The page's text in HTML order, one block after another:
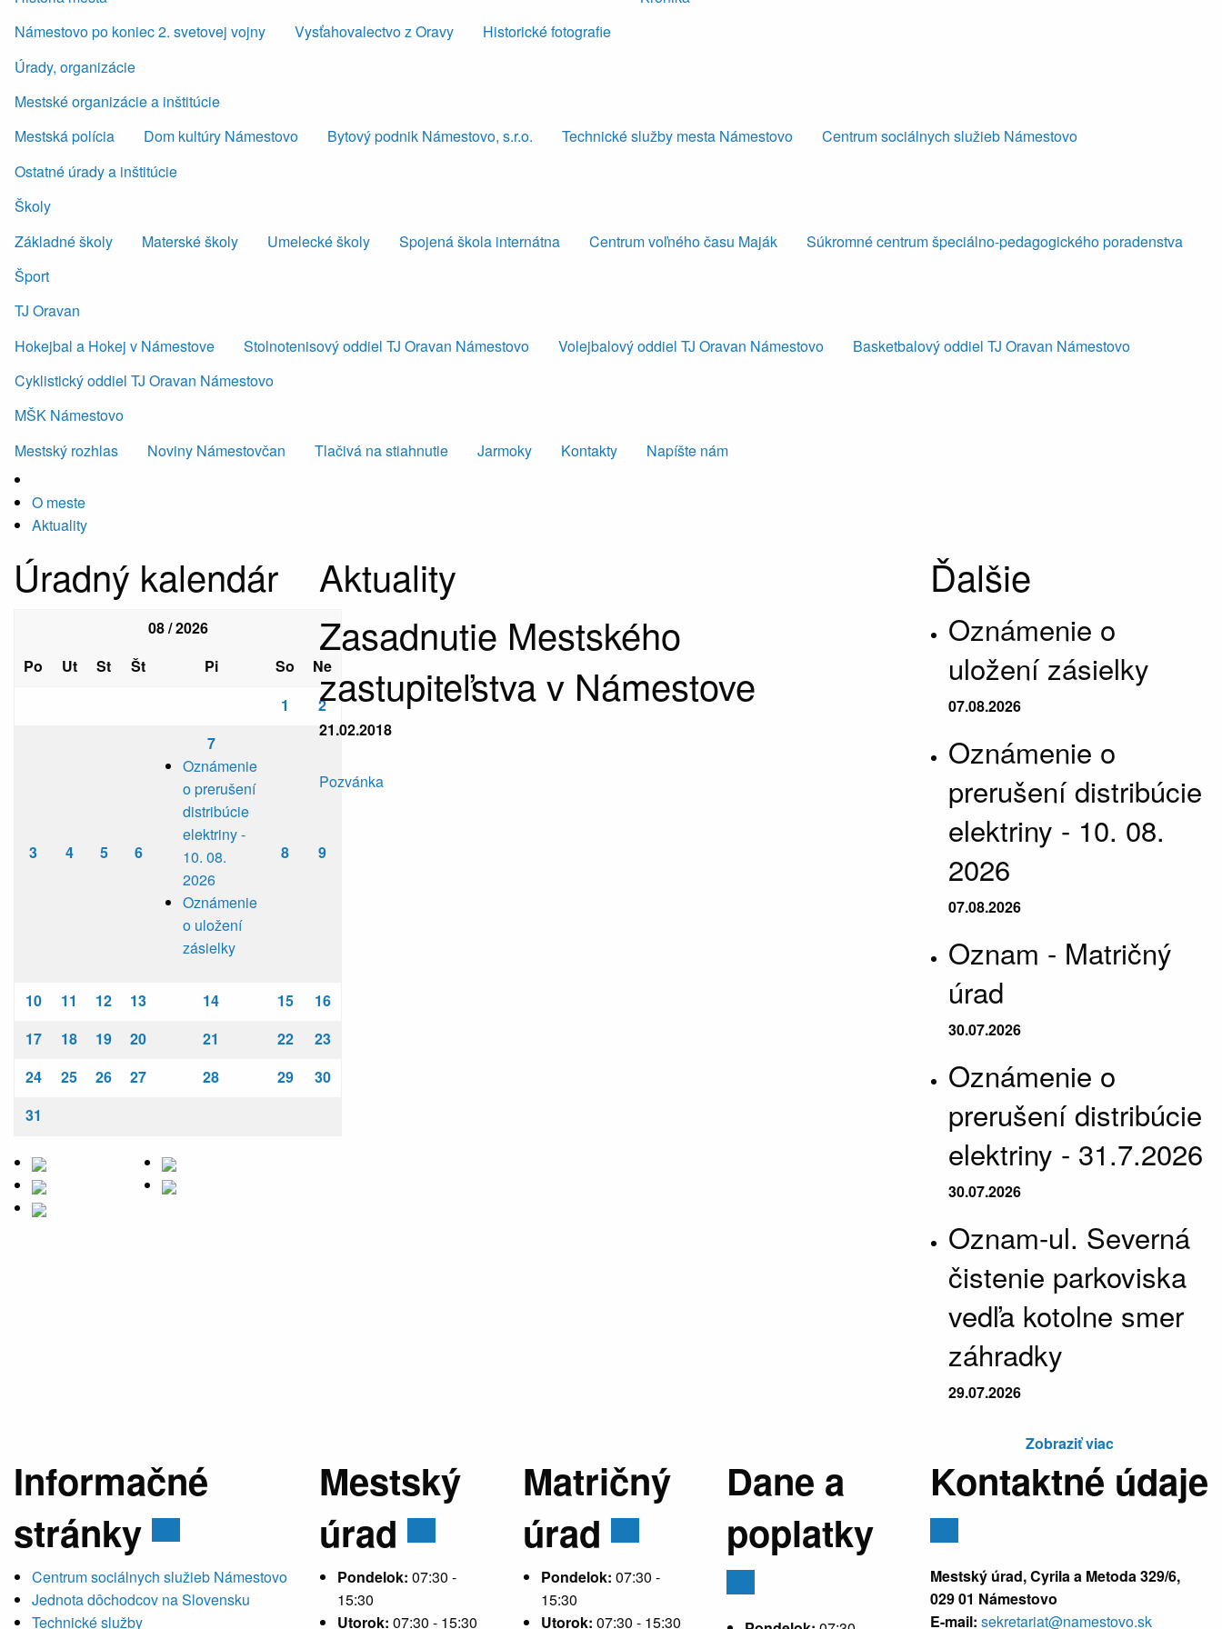
Námestovo po koniec 2. svetovej vojny
Vysťahovalectvo z Oravy Historické fotografie
Úrady, organizácie
Mestské organizácie a inštitúcie
Mestská polícia
Dom kultúry Námestovo Bytový podnik Námestovo, s.r.o. Technické služby mesta Námestovo
Centrum sociálnych služieb Námestovo
Ostatné úrady a inštitúcie
Školy
Základné školy
Materské školy Umelecké školy Spojená škola internátna Centrum voľného času Maják
Súkromné centrum špeciálno-pedagogického poradenstva
Šport
TJ Oravan
Hokejbal a Hokej v Námestove
Stolnotenisový oddiel TJ Oravan Námestovo Volejbalový oddiel TJ Oravan Námestovo
Basketbalový oddiel TJ Oravan Námestovo
Cyklistický oddiel TJ Oravan Námestovo
MŠK Námestovo
Mestský rozhlas
Noviny Námestovčan Tlačivá na stiahnutie Jarmoky Kontakty Napíšte nám
O meste
Aktuality
Úradný kalendár
08 / 2026
Po
Ut St Št Pi So
Ne
1
2
3 4 5 6
7
Oznámenie
o prerušení
distribúcie
elektriny -
10. 08.
2026
Oznámenie
o uložení
zásielky
8 9
10 11 12 13 14 15
16
17
18 19 20 21 22
23
24
25 26 27 28 29
30
31
Aktuality
Zasadnutie Mestského
zastupiteľstva v Námestove
21.02.2018
Pozvánka
Ďalšie
Oznámenie o
uložení zásielky
07.08.2026
Oznámenie o
prerušení distribúcie
elektriny - 10. 08.
2026
07.08.2026
Oznam - Matričný
úrad
30.07.2026
Oznámenie o
prerušení distribúcie
elektriny - 31.7.2026
30.07.2026
Oznam-ul. Severná
čistenie parkoviska
vedľa kotolne smer
záhradky
29.07.2026
Zobraziť viac
Informačné
stránky
Centrum sociálnych služieb Námestovo
Jednota dôchodcov na Slovensku
Technické služby
Mestský
úrad
Pondelok: 07:30 -
15:30
Utorok: 07:30 - 15:30
Matričný
úrad
Pondelok: 07:30 -
15:30
Utorok: 07:30 - 15:30
Dane a
poplatky
Kontaktné údaje
Mestský úrad, Cyrila a Metoda 329/6,
029 01 Námestovo
E-mail: sekretariat@namestovo.sk